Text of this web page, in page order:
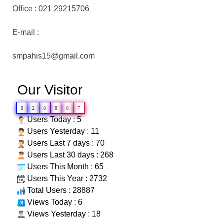
Office : 021 29215706
E-mail :
smpahis15@gmail.com
Our Visitor
0 2 8 8 8 7
Users Today : 5
Users Yesterday : 11
Users Last 7 days : 70
Users Last 30 days : 268
Users This Month : 65
Users This Year : 2732
Total Users : 28887
Views Today : 6
Views Yesterday : 18